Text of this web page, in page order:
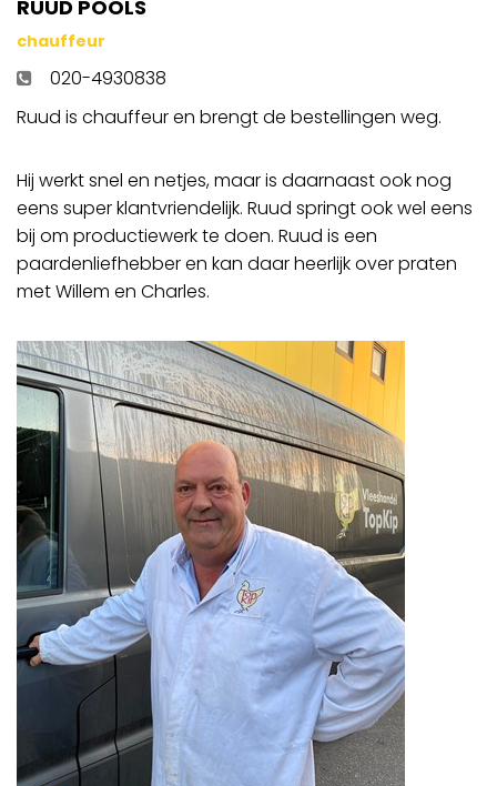
RUUD POOLS
chauffeur
020-4930838
Ruud is chauffeur en brengt de bestellingen weg.
Hij werkt snel en netjes, maar is daarnaast ook nog
eens super klantvriendelijk. Ruud springt ook wel eens
bij om productiewerk te doen. Ruud is een
paardenliefhebber en kan daar heerlijk over praten
met Willem en Charles.